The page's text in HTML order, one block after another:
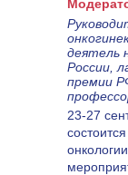
деятель
России,
премии
23-27